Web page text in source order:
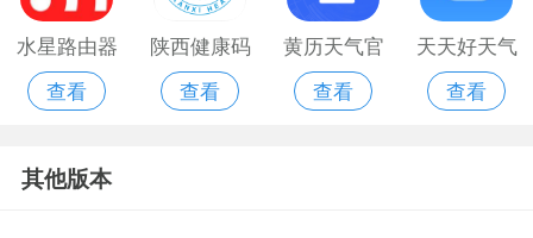
水星路由器
安卓版
查看
陕西健康码
app
查看
黄历天气官
方免费版
查看
天天好天气
查看
其他版本